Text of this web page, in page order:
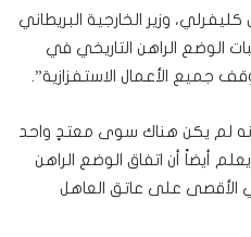
وزير الخارجية البريطاني
الوضع الراهن التاريخي في
جميع الأعمال الاستفزازية”.
لم يكن هناك سوى معتدٍ واحد
أيضاً أن اتفاق الوضع الراهن
الأقصى على عاتق العاهل